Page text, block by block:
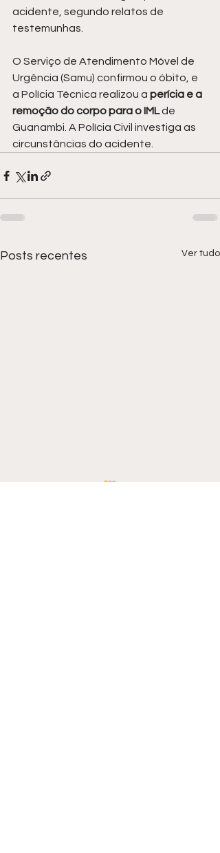
acidente, segundo relatos de
testemunhas.
O Serviço de Atendimento Móvel de
Urgência (Samu) confirmou o óbito, e
a Polícia Técnica realizou a perícia e a
remoção do corpo para o IML de
Guanambi. A Polícia Civil investiga as
circunstâncias do acidente.
Posts recentes Ver tudo